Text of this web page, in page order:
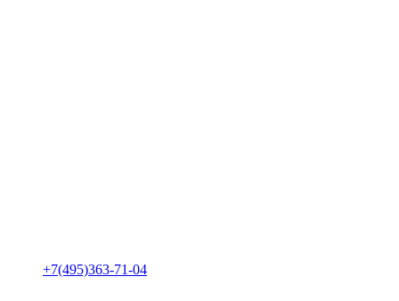
+7(495)363-71-04